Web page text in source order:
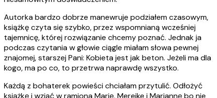
Autorka bardzo dobrze manewruje podziałem czasowym,
książkę czyta się szybko, przez wspomnianą wcześniej
tajemnicę, której rozwiązanie chcemy poznać. Jednak ja
podczas czytania w głowie ciągle miałam słowa pewnej
znajomej, starszej Pani: Kobieta jest jak beton. Jeżeli ma dla
kogo, ma po co, to przetrwa naprawdę wszystko.
Każdą z bohaterek powieści chciałam przytulić. Odłożyć
książkę i wziąć w ramiona Marię, Mereike i Mariannę bo nie